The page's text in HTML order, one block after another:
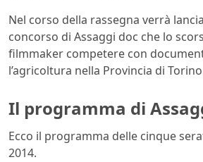
Nel corso della rassegna verrà
concorso di Assaggi doc che lo
filmmaker competere con
l’agricoltura nella Provincia di
Il programma di
Ecco il programma delle cinque
2014.